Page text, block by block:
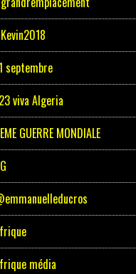
septembre
viva Algeria
GUERRE MONDIALE
média